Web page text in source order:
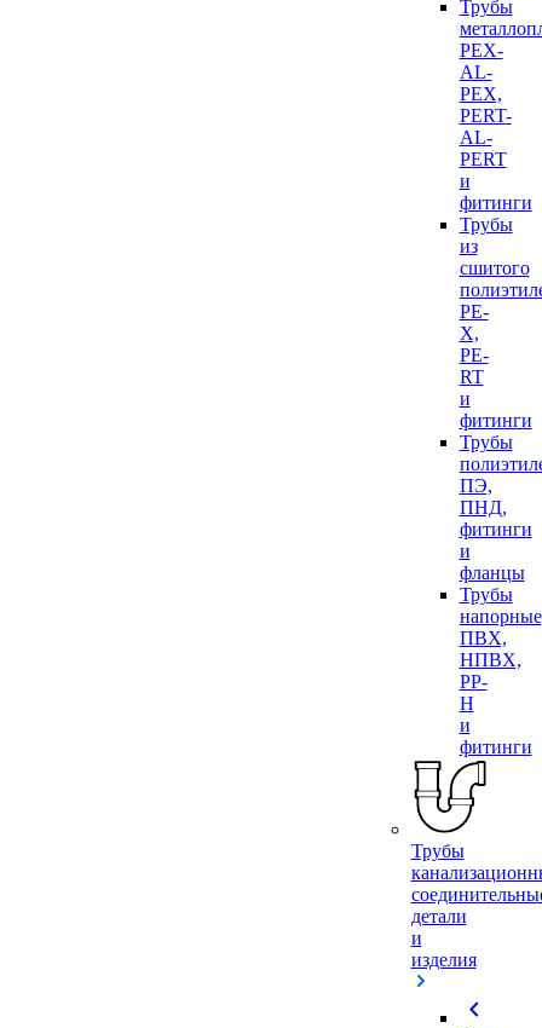
Трубы
PEX-
AL-
PEX,
PERT-
AL-
PERT
и
фитинги
Трубы
из
сшитого
PE-
X,
PE-
RT
и
фитинги
Трубы
ПЭ,
ПНД,
фитинги
и
фланцы
Трубы
напорные
ПВХ,
НПВХ,
PP-
H
и
фитинги
Трубы
детали
и
изделия
chevron_left